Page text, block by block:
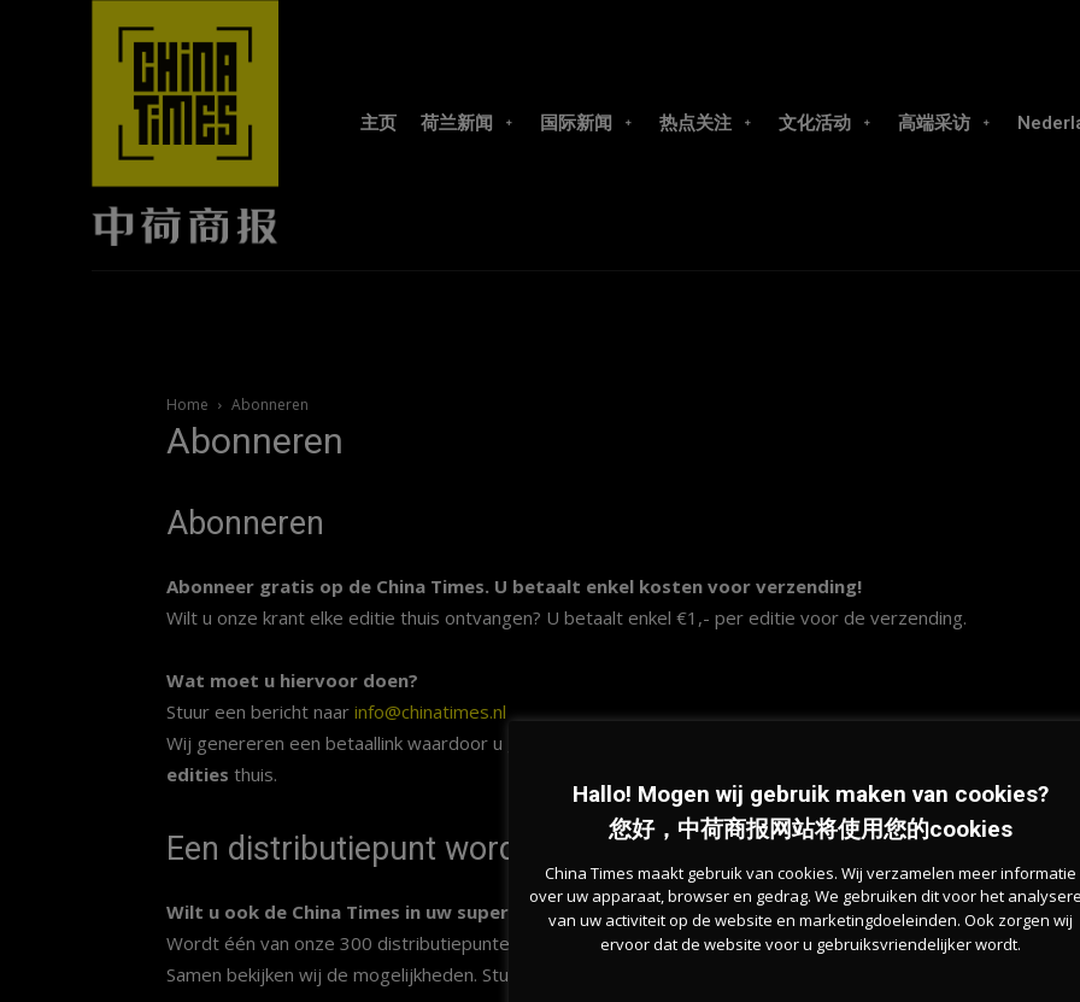
主页 荷兰新闻 国际新闻 热点关注 文化活动 高端采访
Home Abonneren
Abonneren
Abonneren
Abonneer gratis op de China Times. U betaalt enkel kosten voor verzending!
Wilt u onze krant elke editie thuis ontvangen? U betaalt enkel €1,- per editie voor de verzending.
Wat moet u hiervoor doen?
Stuur een bericht naar info@chinatimes.nl
Wij genereren een betaallink waardoor u gemakkelijk online kunt betalen. U ontvangt vervolgens de
edities thuis.
Een distributiepunt worden
Wilt u ook de China Times in uw supermarkt, winkel of restaurant?
Wordt één van onze 300 distributiepunten in Nederland, België of Duitsland. Dit is geheel gratis.
Samen bekijken wij de mogelijkheden. Stuur een bericht naar
Hallo! Mogen wij gebruik maken van cookies?
您好，中荷商报网站将使用您的cookies
China Times maakt gebruik van cookies. Wij verzamelen meer informatie
over uw apparaat, browser en gedrag. We gebruiken dit voor het
van uw activiteit op de website en marketingdoeleinden. Ook zorgen wij
ervoor dat de website voor u gebruiksvriendelijker wordt.